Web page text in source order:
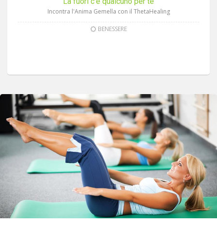
Incontra l'Anima Gemella con il ThetaHealing
BENESSERE